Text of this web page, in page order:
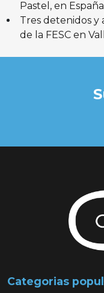
Pastel, en España
Tres detenidos y
de la FESC en
Categorias